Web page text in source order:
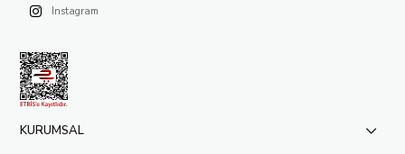
Instagram
KURUMSAL